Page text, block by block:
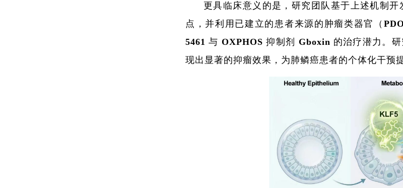
更具临床意义的是，研究团队基于上述机制
点，并利用已建立的患者来源的肿瘤类器官（
5461 与 OXPHOS 抑制剂 Gboxin 的治疗潜力。
现出显著的抑瘤效果，为肺鳞癌患者的个体化干预